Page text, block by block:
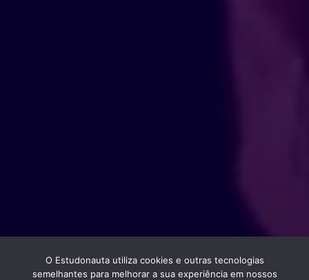
O Estudonauta utiliza cookies e outras tecnologias
semelhantes para melhorar a sua experiência em nossos